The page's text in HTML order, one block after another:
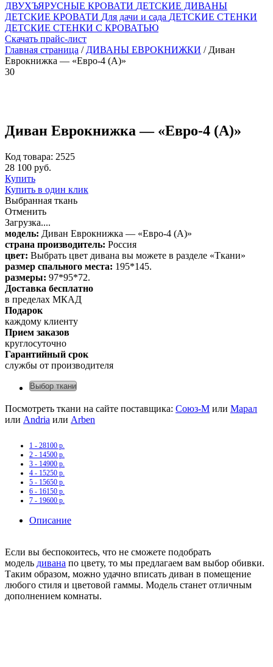
ДВУХЪЯРУСНЫЕ КРОВАТИ ДЕТСКИЕ ДИВАНЫ
ДЕТСКИЕ КРОВАТИ Для дачи и сада ДЕТСКИЕ СТЕНКИ
ДЕТСКИЕ СТЕНКИ С КРОВАТЬЮ
Скачать прайс-лист
Главная страница / ДИВАНЫ ЕВРОКНИЖКИ / Диван
Еврокнижка — «Евро-4 (А)»
30
Диван Еврокнижка — «Евро-4 (А)»
Код товара: 2525
28 100 руб.
Купить
Купить в один клик
Выбранная ткань
Отменить
Загрузка....
модель: Диван Еврокнижка — «Евро-4 (А)»
страна производитель: Россия
цвет: Выбрать цвет дивана вы можете в разделе «Ткани»
размер спального места: 195*145.
размеры: 97*95*72.
Доставка бесплатно
в пределах МКАД
Подарок
каждому клиенту
Прием заказов
круглосуточно
Гарантийный срок
службы от производителя
Выбор ткани
Посмотреть ткани на сайте поставщика: Союз-М или Марал
или Andria или Arben
1 - 28100 р.
2 - 14500 р.
3 - 14900 р.
4 - 15250 р.
5 - 15650 р.
6 - 16150 р.
7 - 19600 р.
Описание
Если вы беспокоитесь, что не сможете подобрать
модель дивана по цвету, то мы предлагаем вам выбор обивки.
Таким образом, можно удачно вписать диван в помещение
любого стиля и цветовой гаммы. Модель станет отличным
дополнением комнаты.